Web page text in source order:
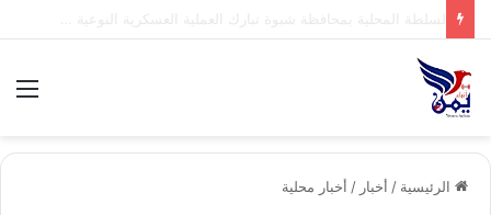
الرئيسية / أخبار / أخبار محلية